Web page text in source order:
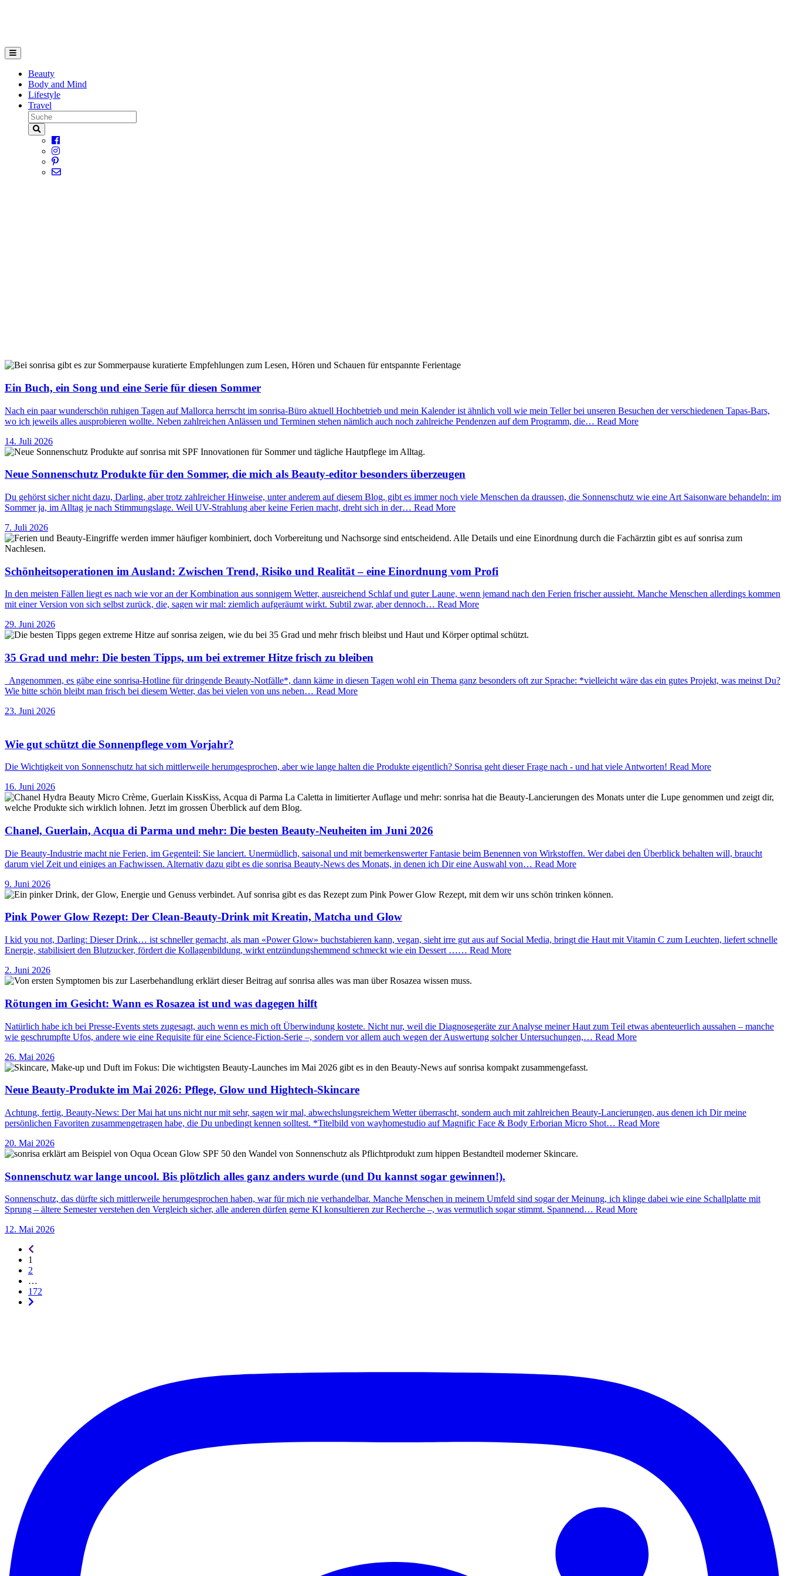
Beauty
Body and Mind
Lifestyle
Travel
Ein Buch, ein Song und eine Serie für diesen Sommer
Nach ein paar wunderschön ruhigen Tagen auf Mallorca herrscht im sonrisa-Büro aktuell Hochbetrieb und mein Kalender ist ähnlich voll wie mein Teller bei unseren Besuchen der verschiedenen Tapas-Bars,
wo ich jeweils alles ausprobieren wollte. Neben zahlreichen Anlässen und Terminen stehen nämlich auch noch zahlreiche Pendenzen auf dem Programm, die… Read More
14. Juli 2026
Neue Sonnenschutz Produkte für den Sommer, die mich als Beauty-editor besonders überzeugen
Du gehörst sicher nicht dazu, Darling, aber trotz zahlreicher Hinweise, unter anderem auf diesem Blog, gibt es immer noch viele Menschen da draussen, die Sonnenschutz wie eine Art Saisonware behandeln: im
Sommer ja, im Alltag je nach Stimmungslage. Weil UV-Strahlung aber keine Ferien macht, dreht sich in der… Read More
7. Juli 2026
Schönheitsoperationen im Ausland: Zwischen Trend, Risiko und Realität – eine Einordnung vom Profi
In den meisten Fällen liegt es nach wie vor an der Kombination aus sonnigem Wetter, ausreichend Schlaf und guter Laune, wenn jemand nach den Ferien frischer aussieht. Manche Menschen allerdings kommen
mit einer Version von sich selbst zurück, die, sagen wir mal: ziemlich aufgeräumt wirkt. Subtil zwar, aber dennoch… Read More
29. Juni 2026
35 Grad und mehr: Die besten Tipps, um bei extremer Hitze frisch zu bleiben
Angenommen, es gäbe eine sonrisa-Hotline für dringende Beauty-Notfälle*, dann käme in diesen Tagen wohl ein Thema ganz besonders oft zur Sprache: *vielleicht wäre das ein gutes Projekt, was meinst Du?
Wie bitte schön bleibt man frisch bei diesem Wetter, das bei vielen von uns neben… Read More
23. Juni 2026
Wie gut schützt die Sonnenpflege vom Vorjahr?
Die Wichtigkeit von Sonnenschutz hat sich mittlerweile herumgesprochen, aber wie lange halten die Produkte eigentlich? Sonrisa geht dieser Frage nach - und hat viele Antworten! Read More
16. Juni 2026
Chanel, Guerlain, Acqua di Parma und mehr: Die besten Beauty-Neuheiten im Juni 2026
Die Beauty-Industrie macht nie Ferien, im Gegenteil: Sie lanciert. Unermüdlich, saisonal und mit bemerkenswerter Fantasie beim Benennen von Wirkstoffen. Wer dabei den Überblick behalten will, braucht
darum viel Zeit und einiges an Fachwissen. Alternativ dazu gibt es die sonrisa Beauty-News des Monats, in denen ich Dir eine Auswahl von… Read More
9. Juni 2026
Pink Power Glow Rezept: Der Clean-Beauty-Drink mit Kreatin, Matcha und Glow
I kid you not, Darling: Dieser Drink… ist schneller gemacht, als man «Power Glow» buchstabieren kann, vegan, sieht irre gut aus auf Social Media, bringt die Haut mit Vitamin C zum Leuchten, liefert schnelle
Energie, stabilisiert den Blutzucker, fördert die Kollagenbildung, wirkt entzündungshemmend schmeckt wie ein Dessert …… Read More
2. Juni 2026
Rötungen im Gesicht: Wann es Rosazea ist und was dagegen hilft
Natürlich habe ich bei Presse-Events stets zugesagt, auch wenn es mich oft Überwindung kostete. Nicht nur, weil die Diagnosegeräte zur Analyse meiner Haut zum Teil etwas abenteuerlich aussahen – manche
wie geschrumpfte Ufos, andere wie eine Requisite für eine Science-Fiction-Serie –, sondern vor allem auch wegen der Auswertung solcher Untersuchungen,… Read More
26. Mai 2026
Neue Beauty-Produkte im Mai 2026: Pflege, Glow und Hightech-Skincare
Achtung, fertig, Beauty-News: Der Mai hat uns nicht nur mit sehr, sagen wir mal, abwechslungsreichem Wetter überrascht, sondern auch mit zahlreichen Beauty-Lancierungen, aus denen ich Dir meine
persönlichen Favoriten zusammengetragen habe, die Du unbedingt kennen solltest. *Titelbild von wayhomestudio auf Magnific Face & Body Erborian Micro Shot… Read More
20. Mai 2026
Sonnenschutz war lange uncool. Bis plötzlich alles ganz anders wurde (und Du kannst sogar gewinnen!).
Sonnenschutz, das dürfte sich mittlerweile herumgesprochen haben, war für mich nie verhandelbar. Manche Menschen in meinem Umfeld sind sogar der Meinung, ich klinge dabei wie eine Schallplatte mit
Sprung – ältere Semester verstehen den Vergleich sicher, alle anderen dürfen gerne KI konsultieren zur Recherche –, was vermutlich sogar stimmt. Spannend… Read More
12. Mai 2026
1
2
…
172